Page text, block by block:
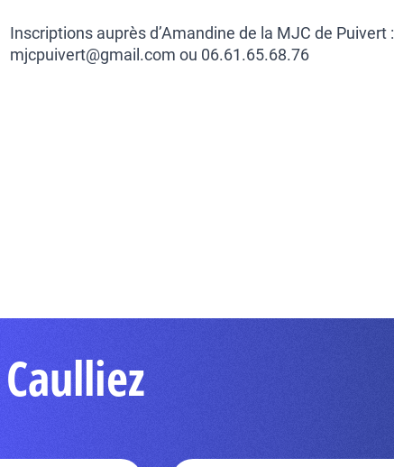
Inscriptions auprès d’Amandine de la MJC de Puivert :
mjcpuivert@gmail.com ou 06.61.65.68.76